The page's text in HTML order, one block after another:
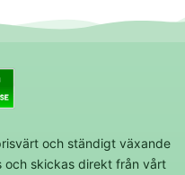
och ständigt växande
och skickas direkt från vårt